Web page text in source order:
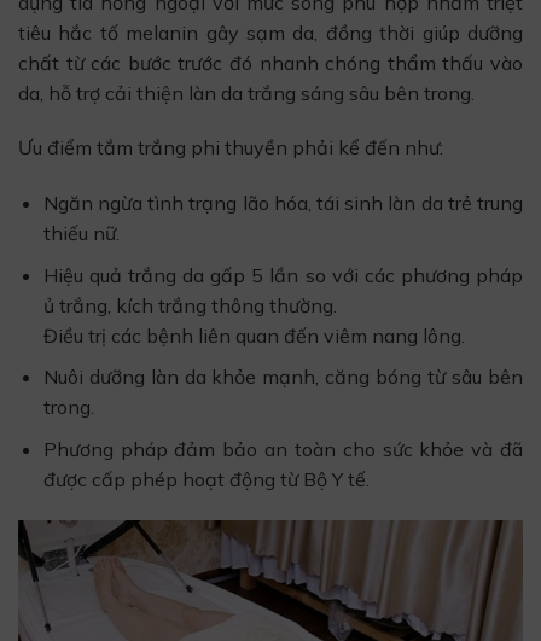
tiêu hắc tố melanin gây sạm da, đồng thời giúp dưỡng
chất từ các bước trước đó nhanh chóng thẩm thấu vào
da, hỗ trợ cải thiện làn da trắng sáng sâu bên trong.
Ưu điểm tắm trắng phi thuyền phải kể đến như:
Ngăn ngừa tình trạng lão hóa, tái sinh làn da trẻ trung
thiếu nữ.
Hiệu quả trắng da gấp 5 lần so với các phương pháp
ủ trắng, kích trắng thông thường.
Điều trị các bệnh liên quan đến viêm nang lông.
Nuôi dưỡng làn da khỏe mạnh, căng bóng từ sâu bên
trong.
Phương pháp đảm bảo an toàn cho sức khỏe và đã
được cấp phép hoạt động từ Bộ Y tế.